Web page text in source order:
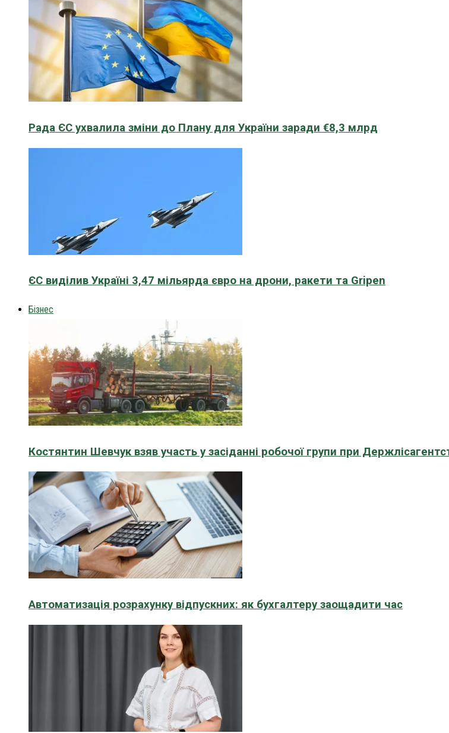
Рада ЄС ухвалила зміни до Плану для України заради €8,3 млрд
ЄС виділив Україні 3,47 мільярда євро на дрони, ракети та Gripen
Бізнес
Костянтин Шевчук взяв участь у засіданні робочої групи при
Автоматизація розрахунку відпускних: як бухгалтеру заощадити час